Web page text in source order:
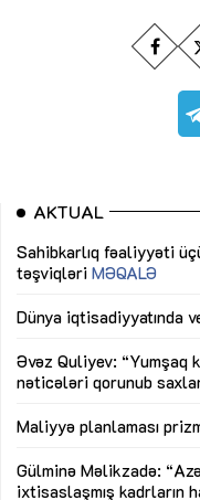
AKTUAL
Sahibkarlıq fəaliyyəti
təşviqləri MƏQALƏ
Dünya iqtisadiyyatında
Əvəz Quliyev: “Yumşaq
nəticələri qorunub
Maliyyə planlaması
Gülminə Məlikzadə:
ixtisaslaşmış kadrların